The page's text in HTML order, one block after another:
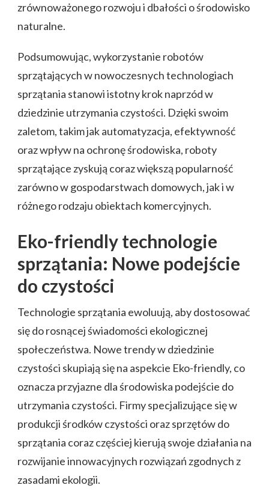
zrównoważonego rozwoju i dbałości o środowisko
naturalne.
Podsumowując, wykorzystanie robotów
sprzątających w nowoczesnych technologiach
sprzątania stanowi istotny krok naprzód w
dziedzinie utrzymania czystości. Dzięki swoim
zaletom, takim jak automatyzacja, efektywność
oraz wpływ na ochronę środowiska, roboty
sprzątające zyskują coraz większą popularność
zarówno w gospodarstwach domowych, jak i w
różnego rodzaju obiektach komercyjnych.
Eko-friendly technologie
sprzątania: Nowe podejście
do czystości
Technologie sprzątania ewoluują, aby dostosować
się do rosnącej świadomości ekologicznej
społeczeństwa. Nowe trendy w dziedzinie
czystości skupiają się na aspekcie Eko-friendly, co
oznacza przyjazne dla środowiska podejście do
utrzymania czystości. Firmy specjalizujące się w
produkcji środków czystości oraz sprzętów do
sprzątania coraz częściej kierują swoje działania na
rozwijanie innowacyjnych rozwiązań zgodnych z
zasadami ekologii.